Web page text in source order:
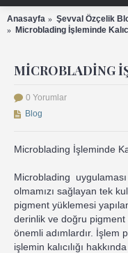
Anasayfa
Şevval Özçelik
Microblading İşleminde
0 Yorumlar
Blog
Microblading İşleminde
Microblading
olmamızı sağlayan tek
pigment yüklemesi
derinlik ve doğru
önemli adımlardır. İşlem
işlemin kalıcılığı